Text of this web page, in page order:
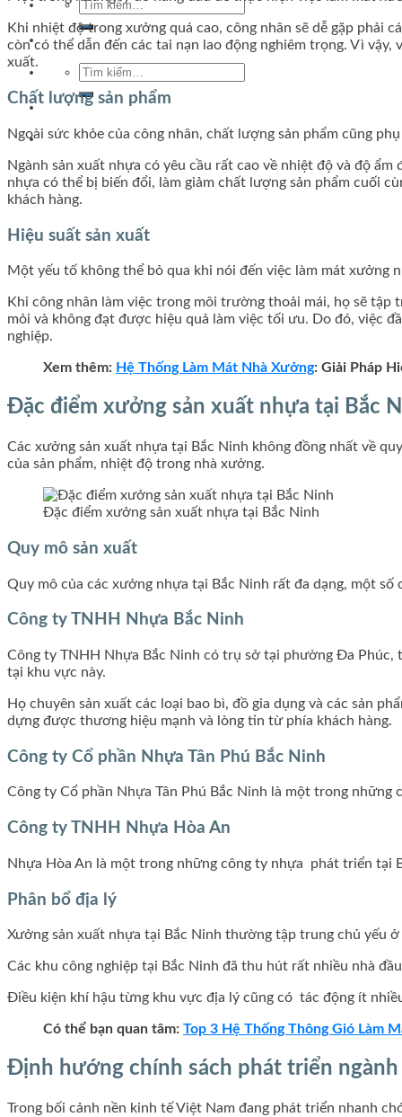
kiếm:
Tìm
Khi nhiệt độ trong xưởng quá cao, công nhân sẽ dễ gặp phải
còn có thể dẫn đến các tai nạn lao động nghiêm trọng. Vì
xuất.
Chất lượng sản phẩm
Ngoài sức khỏe của công nhân, chất lượng sản phẩm cũng
Ngành sản xuất nhựa có yêu cầu rất cao về nhiệt độ và độ
nhựa có thể bị biến đổi, làm giảm chất lượng sản phẩm cuối
khách hàng.
Hiệu suất sản xuất
Một yếu tố không thể bỏ qua khi nói đến việc làm mát xưởng
Khi công nhân làm việc trong môi trường thoải mái, họ sẽ
mỏi và không đạt được hiệu quả làm việc tối ưu. Do đó, việc
nghiệp.
Xem thêm: Hệ Thống Làm Mát Nhà Xưởng: Giải Pháp
Đặc điểm xưởng sản xuất nhựa tại Bắc
Các xưởng sản xuất nhựa tại Bắc Ninh không đồng nhất về
của sản phẩm, nhiệt độ trong nhà xưởng.
Đặc điểm xưởng sản xuất nhựa tại Bắc Ninh
Quy mô sản xuất
Quy mô của các xưởng nhựa tại Bắc Ninh rất đa dạng, một
Công ty TNHH Nhựa Bắc Ninh
Công ty TNHH Nhựa Bắc Ninh có trụ sở tại phường Đa Phúc,
tại khu vực này.
Họ chuyên sản xuất các loại bao bì, đồ gia dụng và các sản
dựng được thương hiệu mạnh và lòng tin từ phía khách hàng.
Công ty Cổ phần Nhựa Tân Phú Bắc Ninh
Công ty Cổ phần Nhựa Tân Phú Bắc Ninh là một trong
Công ty TNHH Nhựa Hòa An
Nhựa Hòa An là một trong những công ty nhựa phát triển tại
Phân bổ địa lý
Xưởng sản xuất nhựa tại Bắc Ninh thường tập trung chủ yếu
Các khu công nghiệp tại Bắc Ninh đã thu hút rất nhiều nhà
Điều kiện khí hậu từng khu vực địa lý cũng có tác động ít
Có thể bạn quan tâm: Top 3 Hệ Thống Thông Gió Làm
Định hướng chính sách phát triển
Trong bối cảnh nền kinh tế Việt Nam đang phát triển nhanh